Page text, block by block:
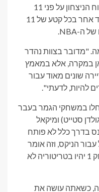
סחפו את פילדלפיה וקליבלנד. ומרווח הניצחון על פני 11
המשחקים הללו אינו דומה לאף אחד אחר בכל קטע של 11
"מדובר בצוות נהדר
במקרה, אלא במאמץ
שונים מאוד עבור
להיות, לדעתי".
במשחקי הגמר בעבר
סטייט) ומיקאל
בדרך כלל לא פותח
הניקס, וזה אומר
שתשעה מתוך 10 הפותחים במשחק 1 יהיו בטריטוריה לא
כשאתה עושה את